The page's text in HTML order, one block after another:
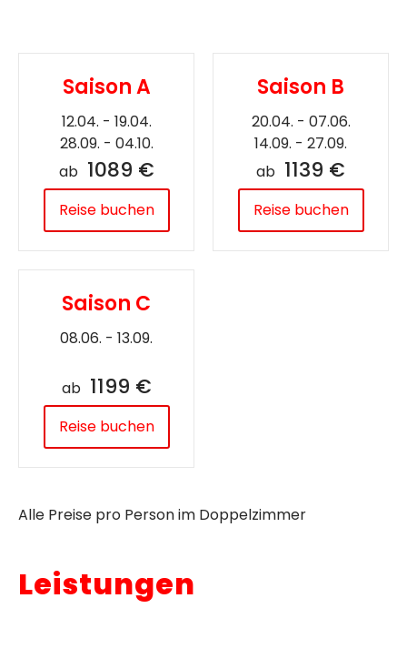
Saison A
12.04. - 19.04.
28.09. - 04.10.
ab 1089 €
Reise buchen
Saison B
20.04. - 07.06.
14.09. - 27.09.
ab 1139 €
Reise buchen
Saison C
08.06. - 13.09.
ab 1199 €
Reise buchen
Alle Preise pro Person im Doppelzimmer
Leistungen